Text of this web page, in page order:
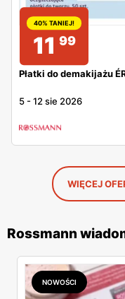
40% TANIEJ!
11 99
Płatki do demakijażu
5 -12 sie 2026
WIĘCEJ
Rossmann
NOWOŚCI